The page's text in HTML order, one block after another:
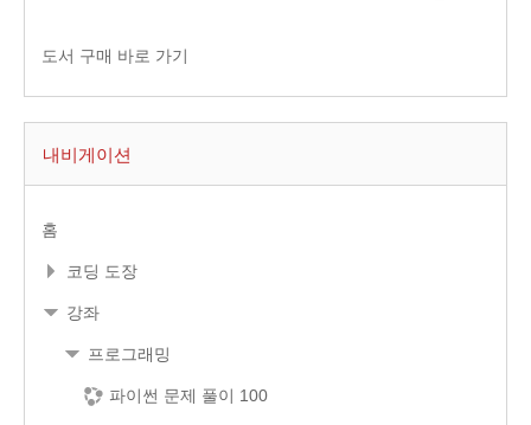
도서 구매 바로 가기
내비게이션
홈
코딩 도장
강좌
프로그래밍
파이썬 문제 풀이 100